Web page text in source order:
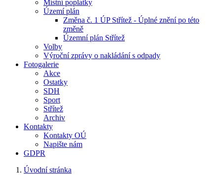
Místní poplatky
Území plán
Změna č. 1 ÚP Střítež - Úplné znění po této
změně
Územní plán Střítež
Volby
Výroční zprávy o nakládání s odpady
Fotogalerie
Akce
Ostatky
SDH
Sport
Střítež
Archiv
Kontakty
Kontakty OÚ
Napište nám
GDPR
Úvodní stránka